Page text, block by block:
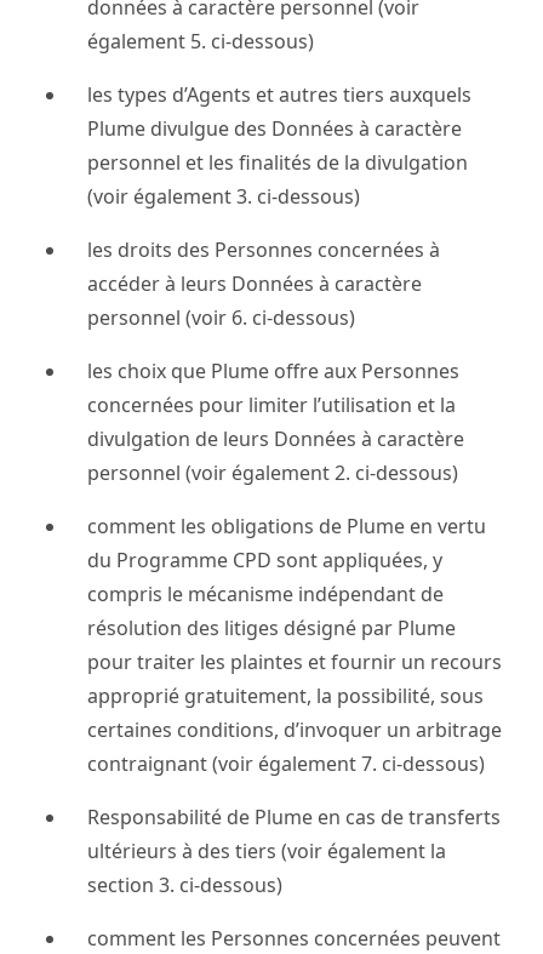
données à caractère personnel (voir
également 5. ci-dessous)
les types d’Agents et autres tiers auxquels
Plume divulgue des Données à caractère
personnel et les finalités de la divulgation
(voir également 3. ci-dessous)
les droits des Personnes concernées à
accéder à leurs Données à caractère
personnel (voir 6. ci-dessous)
les choix que Plume offre aux Personnes
concernées pour limiter l’utilisation et la
divulgation de leurs Données à caractère
personnel (voir également 2. ci-dessous)
comment les obligations de Plume en vertu
du Programme CPD sont appliquées, y
compris le mécanisme indépendant de
résolution des litiges désigné par Plume
pour traiter les plaintes et fournir un recours
approprié gratuitement, la possibilité, sous
certaines conditions, d’invoquer un arbitrage
contraignant (voir également 7. ci-dessous)
Responsabilité de Plume en cas de transferts
ultérieurs à des tiers (voir également la
section 3. ci-dessous)
comment les Personnes concernées peuvent